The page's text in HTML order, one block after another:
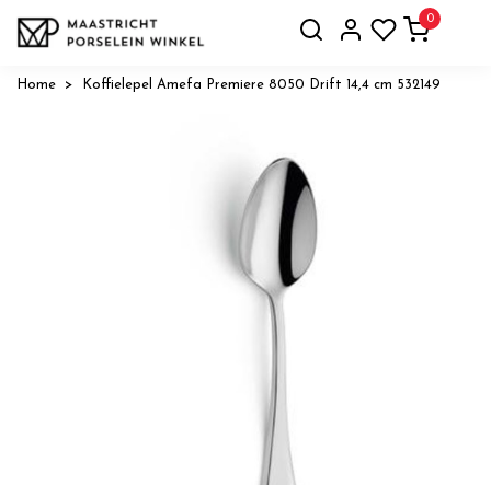
0
Home Koffielepel Amefa Premiere 8050 Drift 14,4 cm 532149